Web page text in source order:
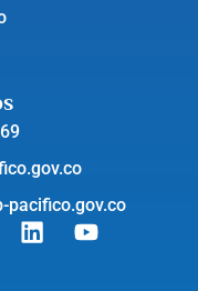
pacifico.gov.co